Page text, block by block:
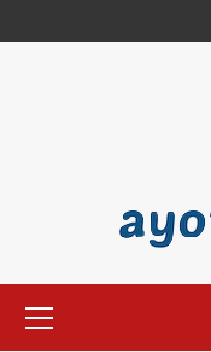
to
Menu